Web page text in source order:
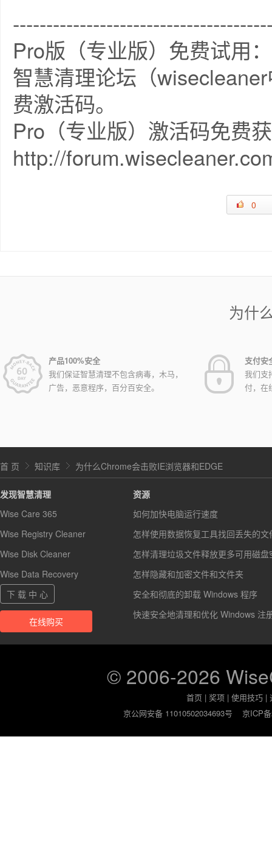
Pro版（专业版）免费试用：
智慧清理论坛（
费激活码。
Pro（专业版）激活码免费
http://
0
为什
产品100%安全
我们保证智慧清理不包含病毒，木马，
广告，恶意程序，百分百安全。
支付安
我们支
付，在
首 页 知识库 为什么Chrome会击败IE浏览器和EDGE
发现智慧清理
Wise Care 365
Wise Registry Cleaner
Wise Disk Cleaner
Wise Data Recovery
下 载 中 心
在线购买
资源
如何加快电脑运行速度
怎样使用数据恢复工具找回丢失的文
怎样清理垃圾文件释放更多可用磁盘
怎样隐藏和加密文件和文件夹
安全和彻底的卸载 Windows 程序
快速安全地清理和优化 Windows 注
© 2006-2026
首页 |奖项 |使用技巧 |
京公网安备 11010502034693号
京ICP